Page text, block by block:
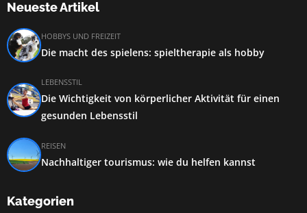
Neueste Artikel
HOBBYS UND FREIZEIT
Die macht des spielens: spieltherapie als hobby
LEBENSSTIL
Die Wichtigkeit von körperlicher Aktivität für einen
gesunden Lebensstil
REISEN
Nachhaltiger tourismus: wie du helfen kannst
Kategorien